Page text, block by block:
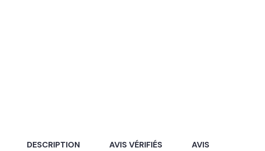
DESCRIPTION AVIS VÉRIFIÉS AVIS